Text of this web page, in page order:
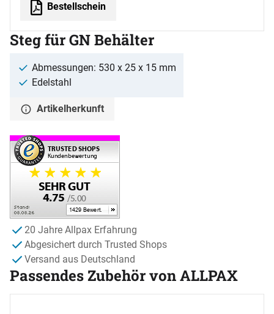
Bestellschein
Steg für GN Behälter
Abmessungen: 530 x 25 x 15 mm
Edelstahl
Artikelherkunft
20 Jahre Allpax Erfahrung
Abgesichert durch Trusted Shops
Versand aus Deutschland
Passendes Zubehör von ALLPAX
Zubehör überspringen